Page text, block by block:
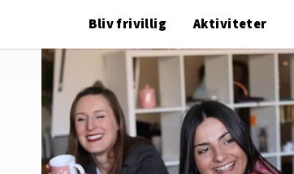
Bliv frivillig Aktiviteter